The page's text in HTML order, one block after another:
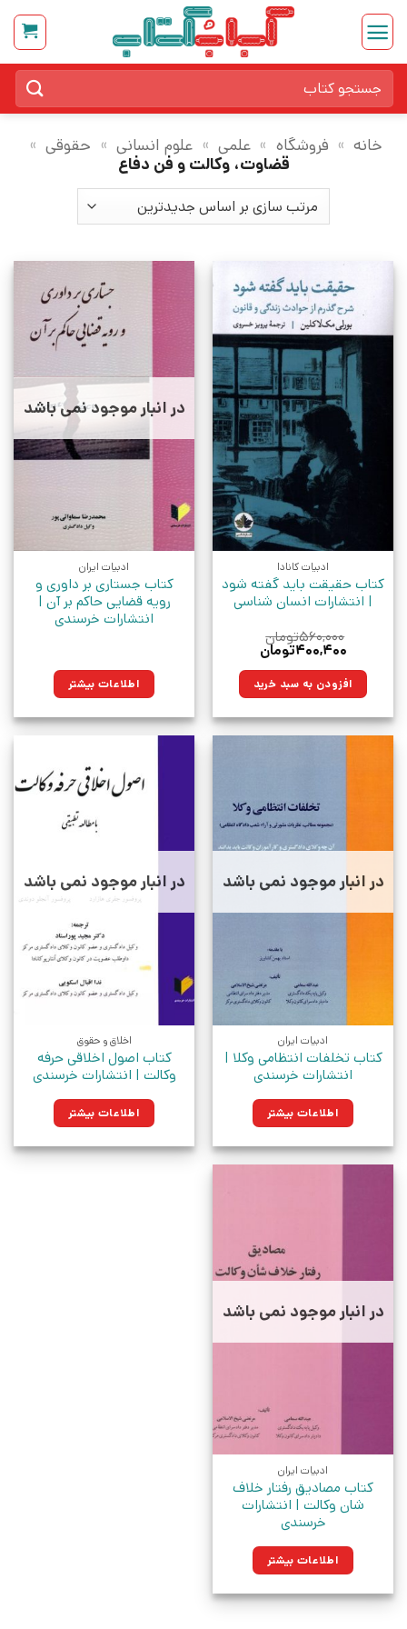
Skip
content
برای:
خانه » فروشگاه » علمی » علوم انسانی » حقوقی »
قضاوت، وکالت و فن دفاع
ادبیات کانادا
کتاب حقیقت باید گفته شود
| انتشارات انسان شناسی
۵۶۰,۰۰۰تومان
قیمت
۵۶۰,۰۰۰تومان
بود.
۴۰۰,۴۰۰تومان
۴۰۰,۴۰۰تومان.افزودن به سبد خرید
در انبار موجود نمی باشد
ادبیات ایران
کتاب جستاری بر داوری و
رویه قضایی حاکم بر آن |
انتشارات خرسندی
اطلاعات بیشتر
در انبار موجود نمی باشد
ادبیات ایران
کتاب تخلفات انتظامی وکلا |
انتشارات خرسندی
اطلاعات بیشتر
در انبار موجود نمی باشد
اخلاق و حقوق
کتاب اصول اخلاقی حرفه
وکالت | انتشارات خرسندی
اطلاعات بیشتر
در انبار موجود نمی باشد
ادبیات ایران
کتاب مصادیق رفتار خلاف
شان وکالت | انتشارات
خرسندی
اطلاعات بیشتر